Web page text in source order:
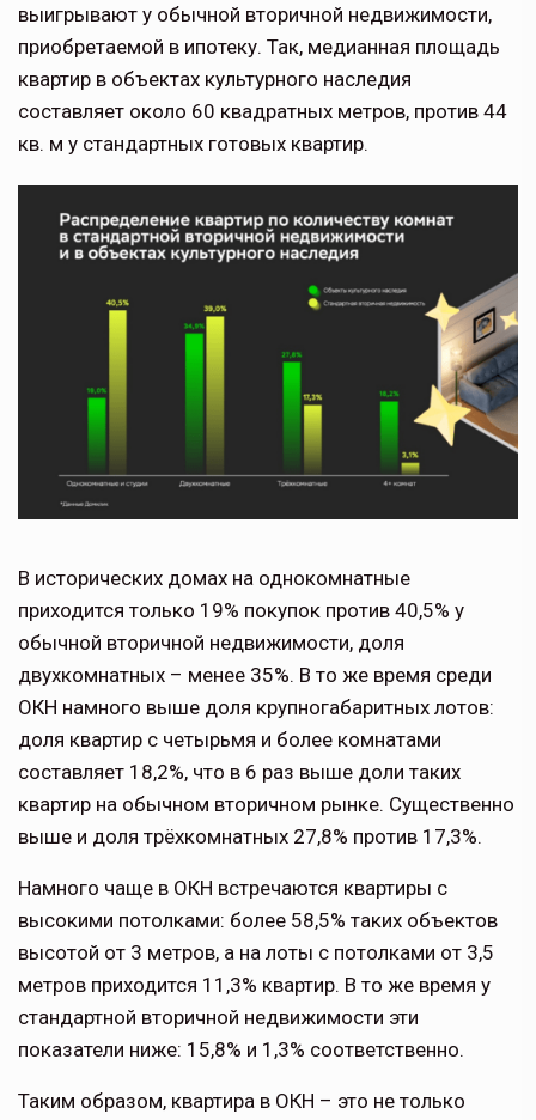
выигрывают у обычной вторичной недвижимости,
приобретаемой в ипотеку. Так, медианная площадь
квартир в объектах культурного наследия
составляет около 60 квадратных метров, против 44
кв. м у стандартных готовых квартир.
В исторических домах на однокомнатные
приходится только 19% покупок против 40,5% у
обычной вторичной недвижимости, доля
двухкомнатных – менее 35%. В то же время среди
ОКН намного выше доля крупногабаритных лотов:
доля квартир с четырьмя и более комнатами
составляет 18,2%, что в 6 раз выше доли таких
квартир на обычном вторичном рынке. Существенно
выше и доля трёхкомнатных 27,8% против 17,3%.
Намного чаще в ОКН встречаются квартиры с
высокими потолками: более 58,5% таких объектов
высотой от 3 метров, а на лоты с потолками от 3,5
метров приходится 11,3% квартир. В то же время у
стандартной вторичной недвижимости эти
показатели ниже: 15,8% и 1,3% соответственно.
Таким образом, квартира в ОКН – это не только